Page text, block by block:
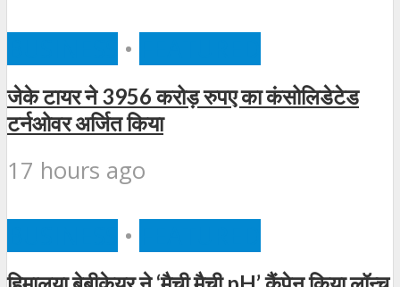
•
जेके टायर ने 3956 करोड़ रुपए का कंसोलिडेटेड
टर्नओवर अर्जित किया
17 hours ago
•